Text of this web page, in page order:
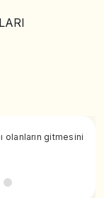
gitmesini